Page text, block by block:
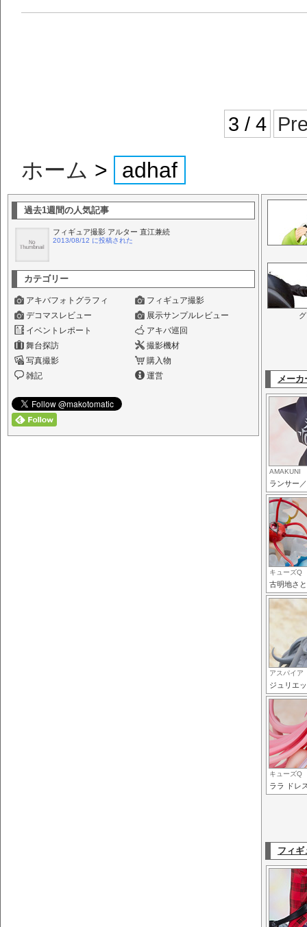
3 / 4
ホーム > adhaf
過去1週間の人気記事
フィギュア撮影 アルター 直江兼続
2013/08/12 に投稿された
カテゴリー
アキバフォトグラフィ
フィギュア撮影
デコマスレビュー
展示サンプルレビュー
イベントレポート
アキバ巡回
舞台探訪
撮影機材
写真撮影
購入物
雑記
運営 メー
AMAKUNI
ランサー
キューズQ
古明地さ
アスパイア
ジュリエ
キューズQ
ララ ドレ
フィギ